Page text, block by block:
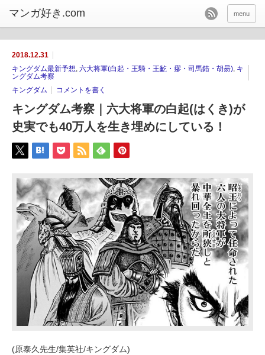
menu
2018.12.31
キングダム最新予想, 六大将軍(白起・王騎・王齕・摎・司馬錯・胡昜), キ
ングダム考察
キングダム
コメントを書く
キングダム考察｜六大将軍の白起(はくき)が
史実でも40万人を生き埋めにしている！
(原泰久先生/集英社/キングダム)